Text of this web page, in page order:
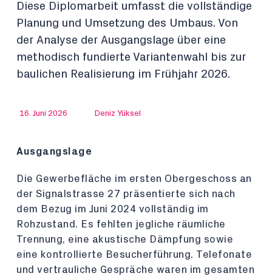
Diese Diplomarbeit umfasst die vollständige
Planung und Umsetzung des Umbaus. Von
der Analyse der Ausgangslage über eine
methodisch fundierte Variantenwahl bis zur
baulichen Realisierung im Frühjahr 2026.
16. Juni 2026 Deniz Yüksel
Ausgangslage
Die Gewerbefläche im ersten Obergeschoss an
der Signalstrasse 27 präsentierte sich nach
dem Bezug im Juni 2024 vollständig im
Rohzustand. Es fehlten jegliche räumliche
Trennung, eine akustische Dämpfung sowie
eine kontrollierte Besucherführung. Telefonate
und vertrauliche Gespräche waren im gesamten